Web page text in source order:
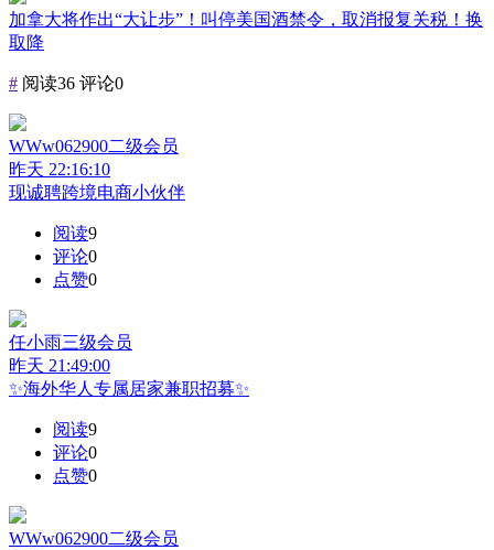
加拿大将作出“大让步”！叫停美国酒禁令，取消报复关税！换
取降
# 阅读36 评论0
WWw062900二级会员
昨天 22:16:10
现诚聘跨境电商小伙伴
阅读9
评论0
点赞0
任小雨三级会员
昨天 21:49:00
✨海外华人专属居家兼职招募✨
阅读9
评论0
点赞0
WWw062900二级会员